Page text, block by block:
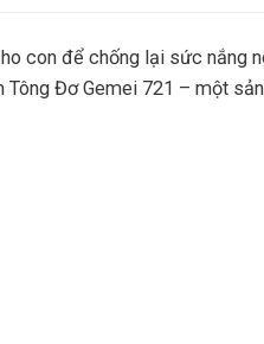
con để chống lại sức nắng
Đơ Gemei 721 – một